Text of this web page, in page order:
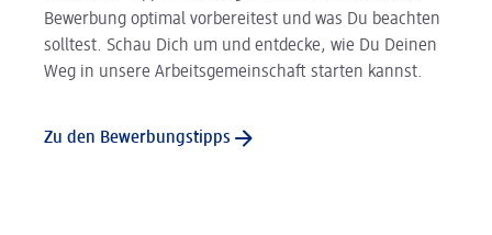
Bewerbung optimal vorbereitest und was Du beachten
solltest. Schau Dich um und entdecke, wie Du Deinen
Weg in unsere Arbeitsgemeinschaft starten kannst.
Zu den Bewerbungstipps